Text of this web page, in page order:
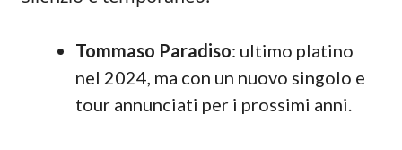
Tommaso Paradiso: ultimo platino
nel 2024, ma con un nuovo singolo e
tour annunciati per i prossimi anni.